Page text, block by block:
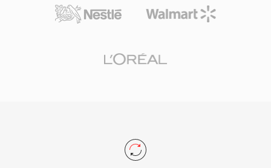
kalitesinde WAV dosyaları 44,1 kHz
kHz&#039;e kadar hızlarda 24 bit veya 32 bit
mastering ve arşivleme için tercih edilen
seçenek yapar. WAV ayrıca INFO ve BWF